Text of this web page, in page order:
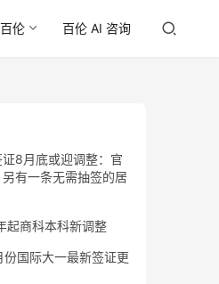
伦 百伦 AI 咨询
8月底或迎调整：官
有一条无需抽签的居
起商科本科新调整
国际大一最新签证更